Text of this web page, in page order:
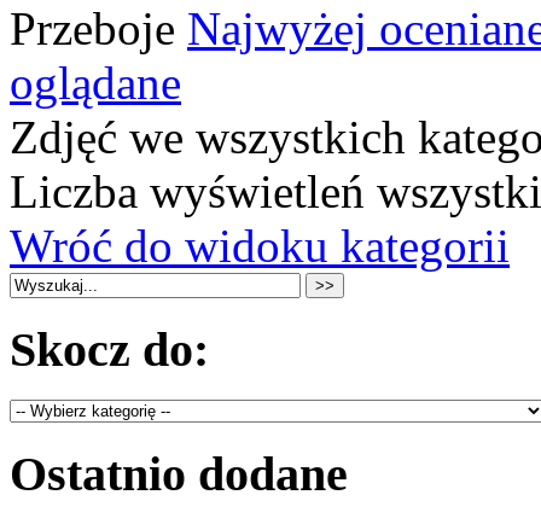
Przeboje Najwyżej
oglądane
Zdjęć we wszystkich
Liczba wyświetleń
Wróć do widoku kategorii
Skocz do:
Ostatnio dodane